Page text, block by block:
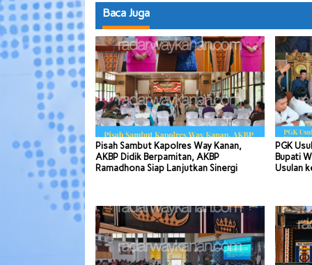
Baca Juga
Pisah Sambut Kapolres Way Kanan,
AKBP Didik Berpamitan, AKBP
Ramadhona Siap Lanjutkan Sinergi
PGK
Bupati
Usulan